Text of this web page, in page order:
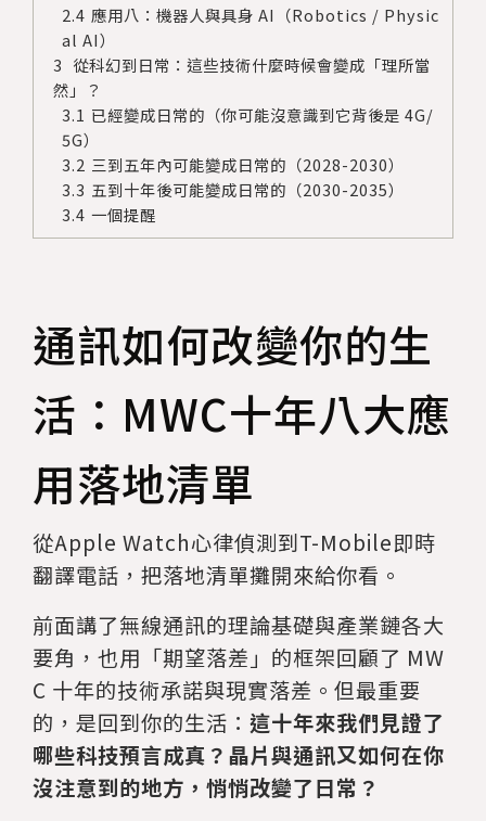
應用八：機器人與具身 AI（Robotics / Physic
al AI）
從科幻到日常：這些技術什麼時候會變成「理所當
然」？
已經變成日常的（你可能沒意識到它背後是 4G/
5G）
三到五年內可能變成日常的（2028-2030）
五到十年後可能變成日常的（2030-2035）
一個提醒
通訊如何改變你的生
活：MWC十年八大應
用落地清單
從Apple Watch心律偵測到T-Mobile即時
翻譯電話，把落地清單攤開來給你看。
前面講了無線通訊的理論基礎與產業鏈各大
要角，也用「期望落差」的框架回顧了 MW
C 十年的技術承諾與現實落差。但最重要
的，是回到你的生活： 這十年來我們見證了
哪些科技預言成真？晶片與通訊又如何在你
沒注意到的地方，悄悄改變了日常？